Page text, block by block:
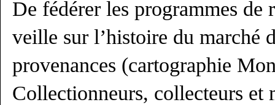
De fédérer les programmes de
veille sur l’histoire du marché
provenances (cartographie
Collectionneurs, collecteurs et